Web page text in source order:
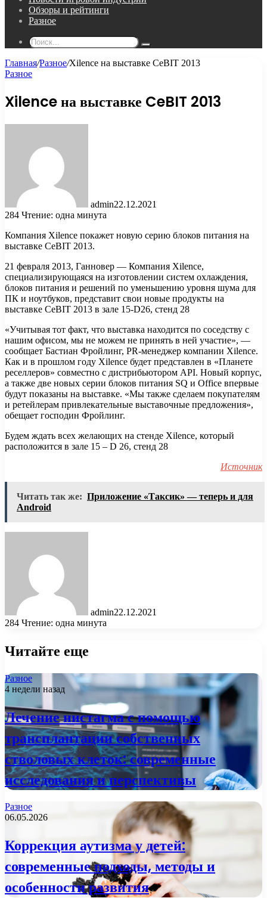
Обзоры и рейтинги
Разное
Поиск...
Главная/Разное/Xilence на выставке CeBIT 2013
Разное
Xilence на выставке CeBIT 2013
admin22.12.2021
284 Чтение: одна минута
Компания Xilence покажет новую серию блоков питания на
выставке CeBIT 2013.
21 февраля 2013, Ганновер — Компания Xilence,
специализирующаяся на изготовлении систем охлаждения,
блоков питания и решений по уменьшению уровня шума для
ПК и ноутбуков, представит свои новые продукты на
выставке CeBIT 2013 в зале 15-D26, стенд 28
«Учитывая тот факт, что выставка находится по соседству с
нашим офисом, мы не можем не принять в ней участие», —
сообщает Бастиан Фройлинг, PR-менеджер компании Xilence.
Как и в прошлом году Xilence будет представлен в «Планете
реселлеров» совместно с дистрибьютором API. Новый корпус,
а также две новых серии блоков питания SQ и Office впервые
будут показаны на выставке. «Мы также сделаем покупателям
и ретейлерам привлекательные выставочные предложения»,
обещает господин Фройлинг.
Будем ждать всех желающих на стенде Xilence, который
расположится в зале 15 – D 26, стенд 28
Источник
Читать так же: Приложение «Таксик» — теперь и для
Android
admin22.12.2021
284 Чтение: одна минута
Читайте еще
Разное
4 недели назад
Лечение нистагма с помощью
трансплантации собственных
стволовых клеток: современные
исследования и перспективы
Разное
06.05.2026
Коррекция аутизма у детей:
современные подходы, методы и
особенности развития